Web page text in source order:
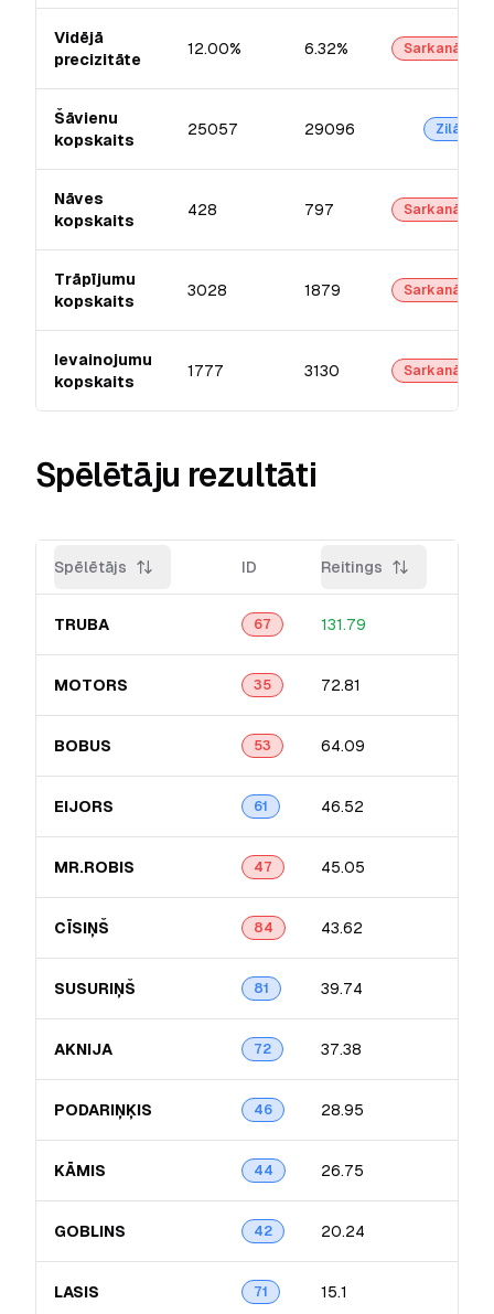
Vidējā
precizitāte
12.00% 6.32% Sarkanā
Šāvienu
kopskaits
25057 29096 Zilā
Nāves
kopskaits
428 797 Sarkanā
Trāpījumu
kopskaits
3028 1879 Sarkanā
Ievainojumu
kopskaits
1777 3130 Sarkanā
Spēlētāju rezultāti
Spēlētājs ID Reitings
TRUBA 67 131.79
MOTORS 35 72.81
BOBUS 53 64.09
EIJORS 61 46.52
MR.ROBIS 47 45.05
CĪSIŅŠ 84 43.62
SUSURIŅŠ 81 39.74
AKNIJA 72 37.38
PODARIŅĶIS 46 28.95
KĀMIS 44 26.75
GOBLINS 42 20.24
LASIS 71 15.1